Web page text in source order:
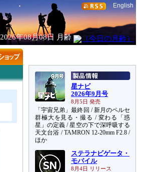
English
2026年08月08日 月齢
星ナビ
2026年9月号
8月5日 発売
「宇宙兄弟」最終回 / 新月のペルセ
群極大を見る・撮る / 変わる「惑
星」の定義 / 星空の下で深呼吸する
天文台浴 / TAMRON 12-20mm F2.8 /
ほか
ステラナビゲータ・
モバイル
8月4日 リリース